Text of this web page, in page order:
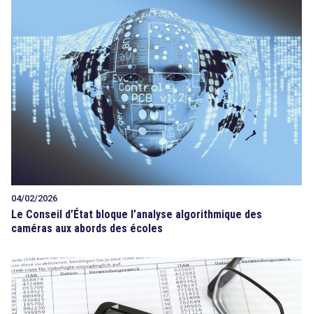
04/02/2026
Le Conseil d’État bloque l’analyse algorithmique des
caméras aux abords des écoles